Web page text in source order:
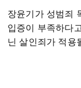
장윤기가 성범죄
입증이 부족하다
닌 살인죄가 적용